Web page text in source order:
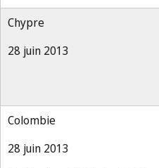
Chypre
28 juin 2013
Colombie
28 juin 2013